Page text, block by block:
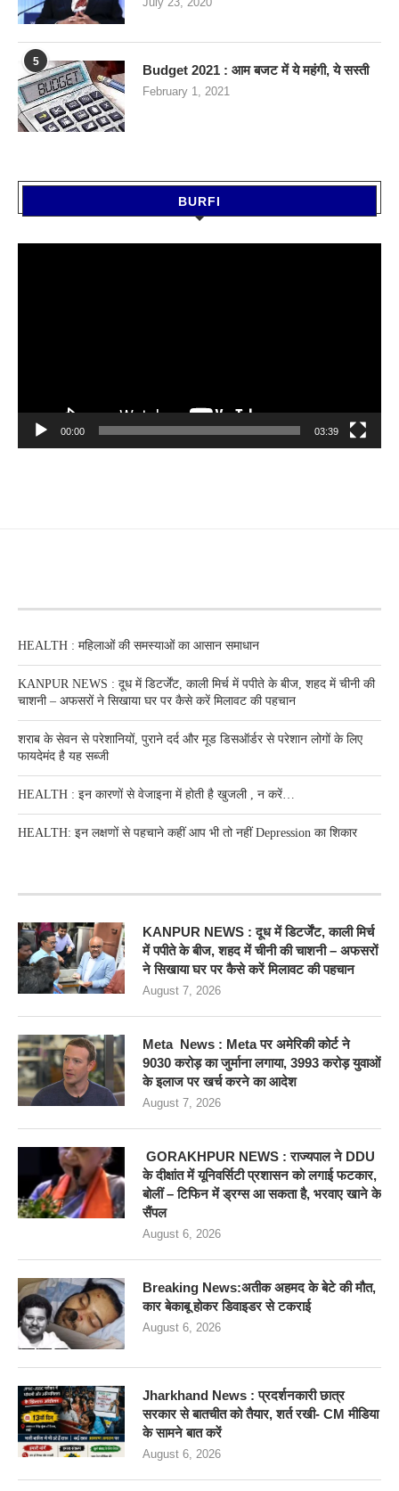
5
Budget 2021 : आम बजट में ये महंगी, ये सस्‍ती
February 1, 2021
BURFI
00:00 03:39
HEALTH : महिलाओं की समस्‍याओं का आसान समाधान
KANPUR NEWS : दूध में डिटर्जेंट, काली मिर्च में पपीते के बीज, शहद में चीनी की
चाशनी – अफसरों ने सिखाया घर पर कैसे करें मिलावट की पहचान
शराब के सेवन से परेशानियों, पुराने दर्द और मूड डिसऑर्डर से परेशान लोगों के लिए
फायदेमंद है यह सब्जी
HEALTH : इन कारणों से वेजाइना में होती है खुजली , न करें…
HEALTH: इन लक्षणों से पहचाने कहीं आप भी तो नहीं Depression का शिकार
KANPUR NEWS : दूध में डिटर्जेंट, काली मिर्च
में पपीते के बीज, शहद में चीनी की चाशनी – अफसरों
ने सिखाया घर पर कैसे करें मिलावट की पहचान
August 7, 2026
Meta News : Meta पर अमेरिकी कोर्ट ने
9030 करोड़ का जुर्माना लगाया, 3993 करोड़ युवाओं
के इलाज पर खर्च करने का आदेश
August 7, 2026
GORAKHPUR NEWS : राज्यपाल ने DDU
के दीक्षांत में यूनिवर्सिटी प्रशासन को लगाई फटकार,
बोलीं – टिफिन में ड्रग्स आ सकता है, भरवाए खाने के
सैंपल
August 6, 2026
Breaking News:अतीक अहमद के बेटे की मौत,
कार बेकाबू होकर डिवाइडर से टकराई
August 6, 2026
Jharkhand News : प्रदर्शनकारी छात्र
सरकार से बातचीत को तैयार, शर्त रखी- CM मीडिया
के सामने बात करें
August 6, 2026